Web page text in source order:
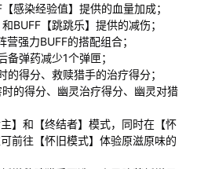
感染经验值】提供的血量加成；
BUFF【跳跳乐】提供的减伤；
营强力BUFF的搭配组合；
备弹药减少1个弹匣；
的得分、救赎猎手的治疗得分；
时的得分、幽灵治疗得分、幽灵对猎
】和【终结者】模式，同时在【怀
前往【怀旧模式】体验原滋原味的